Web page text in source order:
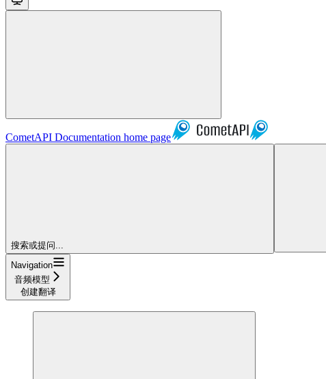
CometAPI Documentation home page
搜索或提问...
Navigation
音频模型
创建翻译